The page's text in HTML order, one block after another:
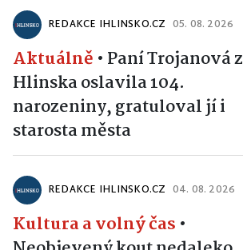
REDAKCE IHLINSKO.CZ 05. 08. 2026
Aktuálně • Paní Trojanová z
Hlinska oslavila 104.
narozeniny, gratuloval jí i
starosta města
REDAKCE IHLINSKO.CZ 04. 08. 2026
Kultura a volný čas •